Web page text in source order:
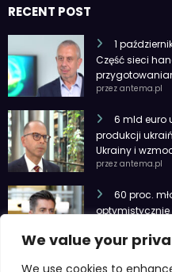
We value your
We use cookies to
RECENT POST
1
Część sieci
przez antema.pl
6 mld euro
produkcji
Ukrainy i
przez antema.pl
60 proc.
optymistycznie
przez antema.pl